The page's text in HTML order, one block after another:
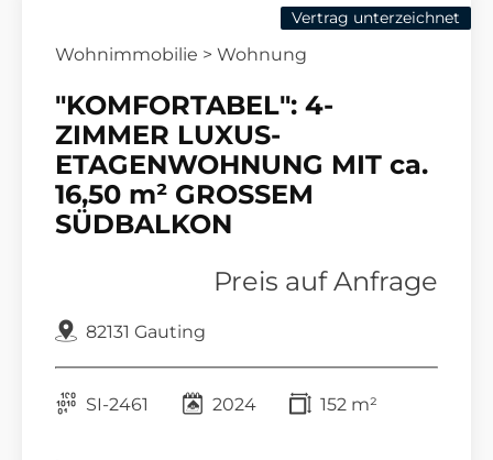
Wohnimmobilie > Wohnung
Vertrag unterzeichnet
"KOMFORTABEL": 4-
ZIMMER LUXUS-
ETAGENWOHNUNG MIT ca.
16,50 m² GROSSEM
SÜDBALKON
82131 Gauting
Preis auf Anfrage
SI-2461 2024 152 m²